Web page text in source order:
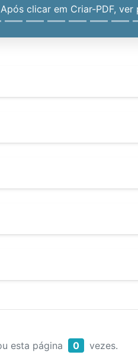
clicar em Criar-PDF,
esta página 0 vezes.